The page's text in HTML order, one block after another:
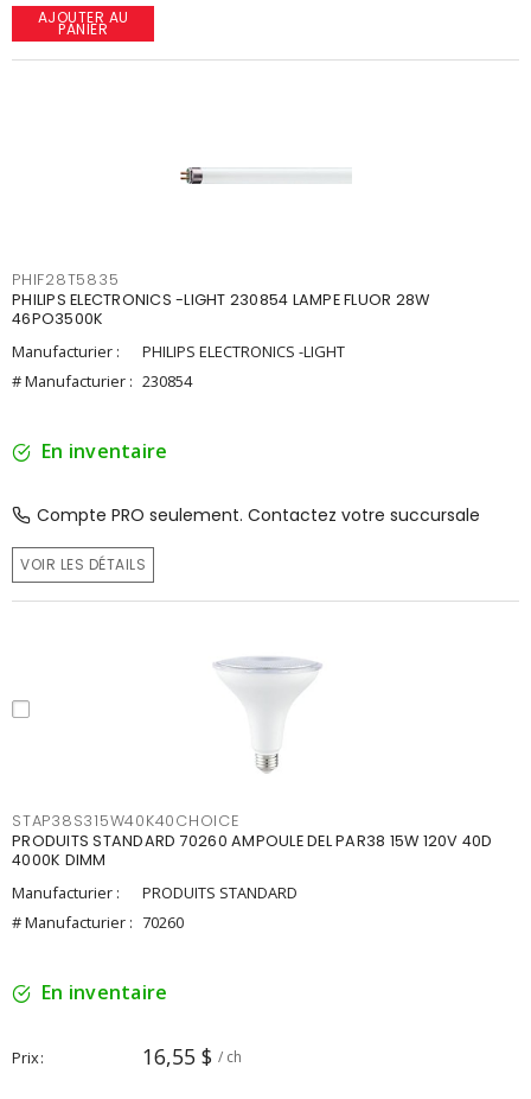
AJOUTER AU
PANIER
PHIF28T5835
PHILIPS ELECTRONICS -LIGHT 230854 LAMPE FLUOR 28W
46PO3500K
Manufacturier :
PHILIPS ELECTRONICS -LIGHT
# Manufacturier : 230854
En inventaire
Compte PRO seulement. Contactez votre succursale
VOIR LES DÉTAILS
STAP38S315W40K40CHOICE
PRODUITS STANDARD 70260 AMPOULE DEL PAR38 15W 120V 40D
4000K DIMM
Manufacturier :
PRODUITS STANDARD
# Manufacturier : 70260
En inventaire
Prix 16,55 $ / ch